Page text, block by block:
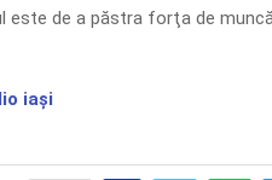
este de a păstra forţa de
iași